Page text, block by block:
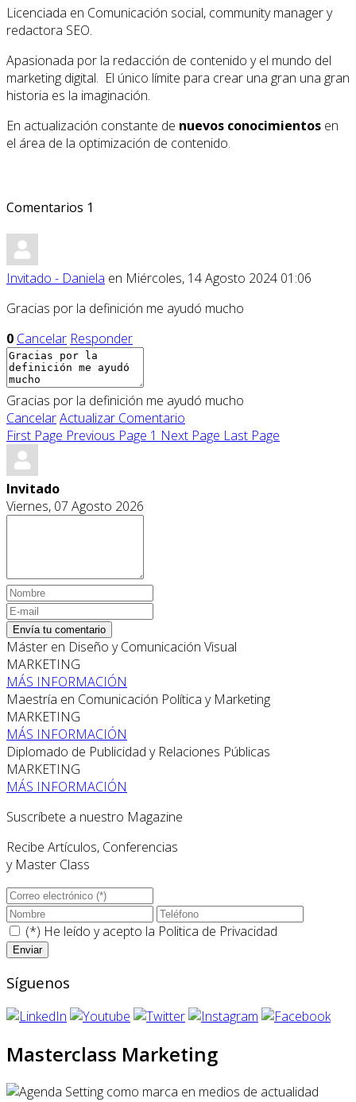
Licenciada en Comunicación social, community manager y
redactora SEO.
Apasionada por la redacción de contenido y el mundo del
marketing digital. El único límite para crear una gran una gran
historia es la imaginación.
En actualización constante de nuevos conocimientos en
el área de la optimización de contenido.
Comentarios 1
Invitado - Daniela en Miércoles, 14 Agosto 2024 01:06
Gracias por la definición me ayudó mucho
0 Cancelar Responder
Gracias por la definición me ayudó mucho
CancelarActualizar Comentario
First Page Previous Page 1 Next Page Last Page
Invitado
Viernes, 07 Agosto 2026
Envía tu comentario
Máster en Diseño y Comunicación Visual
MARKETING
MÁS INFORMACIÓN
Maestría en Comunicación Política y Marketing
MARKETING
MÁS INFORMACIÓN
Diplomado de Publicidad y Relaciones Públicas
MARKETING
MÁS INFORMACIÓN
Suscríbete a nuestro Magazine
Recibe Artículos, Conferencias
y Master Class
(*) He leído y acepto la Politica de Privacidad
Síguenos
Masterclass Marketing